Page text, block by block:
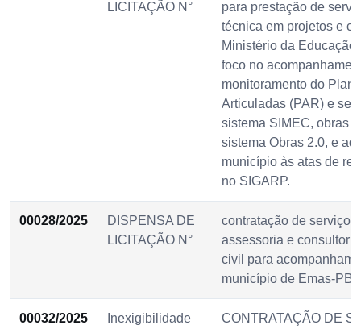
LICITAÇÃO N°
para prestação de
técnica em projetos e
Ministério da Educação
foco no
monitoramento do
Articuladas (PAR) e
sistema SIMEC, obras
sistema Obras 2.0, e
município às atas de
no SIGARP.
00028/2025
DISPENSA DE
LICITAÇÃO N°
contratação de serviços
assessoria e
civil para
município de Emas-PB.
00032/2025
Inexigibilidade
CONTRATAÇÃO DE